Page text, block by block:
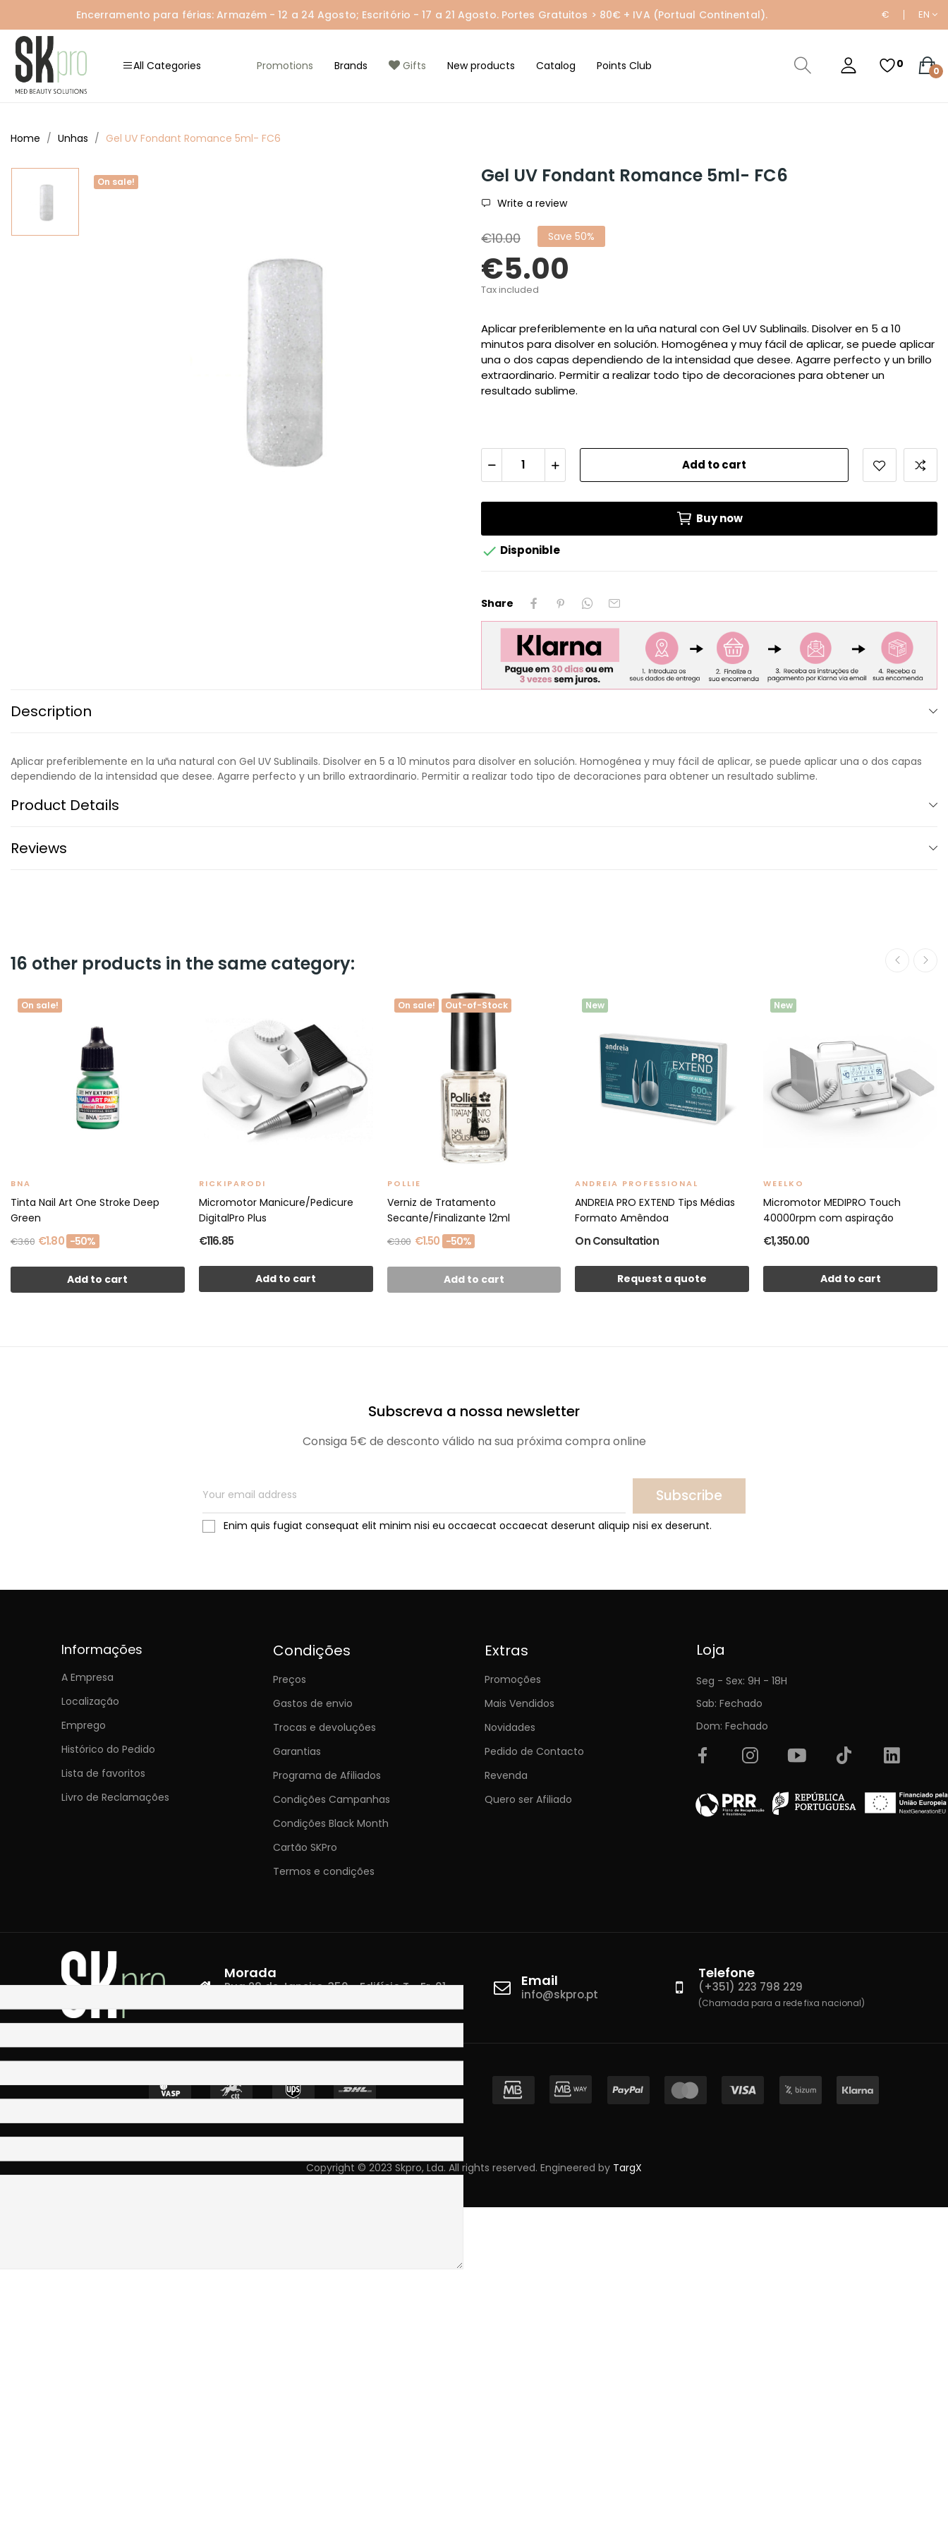
Encerramento para férias: Armazém - 12 a 24 Agosto; Escritório - 17 a 21 Agosto. Portes Gratuitos > 80€ + IVA (Portual Continental). € EN
All Categories Promotions Brands Gifts New products Catalog Points Club 0
0
Home Unhas Gel UV Fondant Romance 5ml- FC6
On sale! Gel UV Fondant Romance 5ml- FC6
Write a review
€10.00 Save 50%
€5.00
Tax included
Aplicar preferiblemente en la uña natural con Gel UV Sublinails. Disolver en 5 a 10
minutos para disolver en solución. Homogénea y muy fácil de aplicar, se puede aplicar
una o dos capas dependiendo de la intensidad que desee. Agarre perfecto y un brillo
extraordinario. Permitir a realizar todo tipo de decoraciones para obtener un
resultado sublime.
Add to cart
Buy now
 Disponible
Share
Description
Aplicar preferiblemente en la uña natural con Gel UV Sublinails. Disolver en 5 a 10 minutos para disolver en solución. Homogénea y muy fácil de aplicar, se puede aplicar una o dos capas
dependiendo de la intensidad que desee. Agarre perfecto y un brillo extraordinario. Permitir a realizar todo tipo de decoraciones para obtener un resultado sublime.
Product Details
Reviews
16 other products in the same category:
On sale!
BNA
Tinta Nail Art One Stroke Deep
Green
€3.60 €1.80 -50%
Add to cart
RICKIPARODI
Micromotor Manicure/Pedicure
DigitalPro Plus
€116.85
Add to cart
On sale! Out-of-Stock
POLLIE
Verniz de Tratamento
Secante/Finalizante 12ml
€3.00 €1.50 -50%
Add to cart
New
ANDREIA PROFESSIONAL
ANDREIA PRO EXTEND Tips Médias
Formato Amêndoa
On Consultation
Request a quote
New
WEELKO
Micromotor MEDIPRO Touch
40000rpm com aspiração
€1,350.00
Add to cart
Subscreva a nossa newsletter
Consiga 5€ de desconto válido na sua próxima compra online
Subscribe
Enim quis fugiat consequat elit minim nisi eu occaecat occaecat deserunt aliquip nisi ex deserunt.
Informações
A Empresa
Localização
Emprego
Histórico do Pedido
Lista de favoritos
Livro de Reclamações
Condições
Preços
Gastos de envio
Trocas e devoluções
Garantias
Programa de Afiliados
Condições Campanhas
Condições Black Month
Cartão SKPro
Termos e condições
Extras
Promoções
Mais Vendidos
Novidades
Pedido de Contacto
Revenda
Quero ser Afiliado
Loja
Seg - Sex: 9H - 18H
Sab: Fechado
Dom: Fechado
Morada
Rua 28 de Janeiro, 350 - Edifício T - Fr. 01
Email
info@skpro.pt
Telefone
(+351) 223 798 229
(Chamada para a rede fixa nacional)
Copyright © 2023 Skpro, Lda. All rights reserved. Engineered by TargX